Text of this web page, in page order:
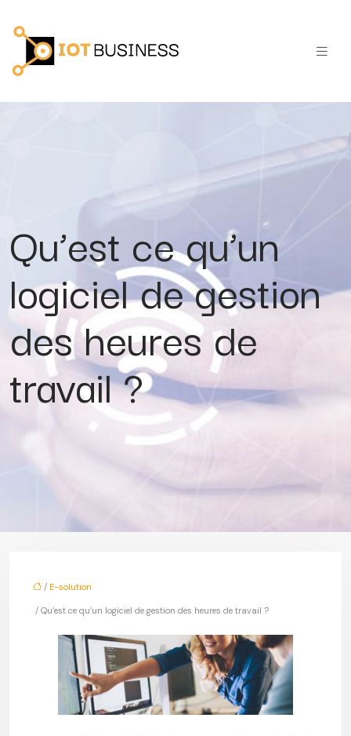
Qu’est ce qu’un
logiciel de gestion
des heures de
travail ?
/ E-solution
/ Qu’est ce qu’un logiciel de gestion des heures de travail ?